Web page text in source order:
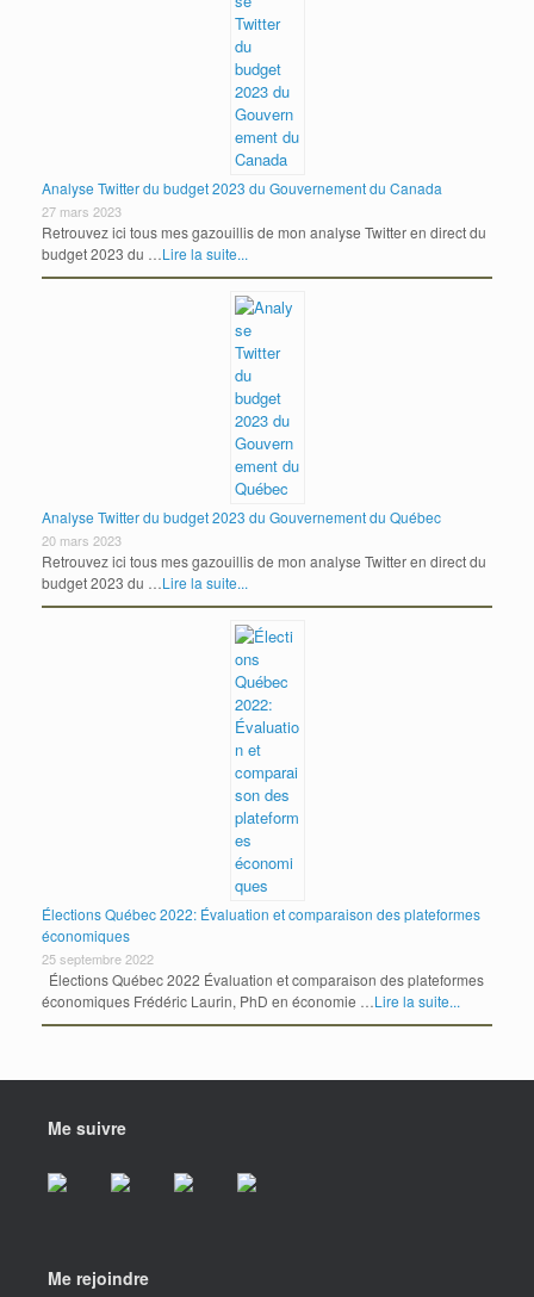
Analyse Twitter du budget 2023 du Gouvernement du Canada
27 mars 2023
Retrouvez ici tous mes gazouillis de mon analyse Twitter en direct du
budget 2023 du …Lire la suite...
Analyse Twitter du budget 2023 du Gouvernement du Québec
20 mars 2023
Retrouvez ici tous mes gazouillis de mon analyse Twitter en direct du
budget 2023 du …Lire la suite...
Élections Québec 2022: Évaluation et comparaison des plateformes
économiques
25 septembre 2022
Élections Québec 2022 Évaluation et comparaison des plateformes
économiques Frédéric Laurin, PhD en économie …Lire la suite...
Me suivre
Me rejoindre